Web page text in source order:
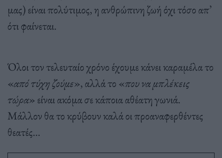
μας) είναι πολύτιμος, η ανθρώπινη ζωή όχι τόσο απ’
ότι φαίνεται.
Όλοι τον τελευταίο χρόνο έχουμε κάνει καραμέλα το
«από τύχη ζούμε», αλλά το «που να μπλέκεις
τώρα» είναι ακόμα σε κάποια αθέατη γωνιά.
Μάλλον θα το κρύβουν καλά οι προαναφερθέντες
θεατές…